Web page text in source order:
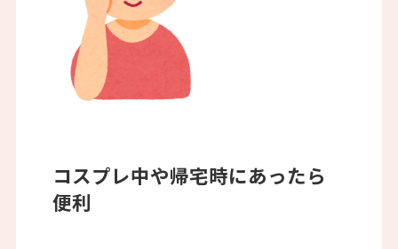
コスプレ中や帰宅時にあったら
便利